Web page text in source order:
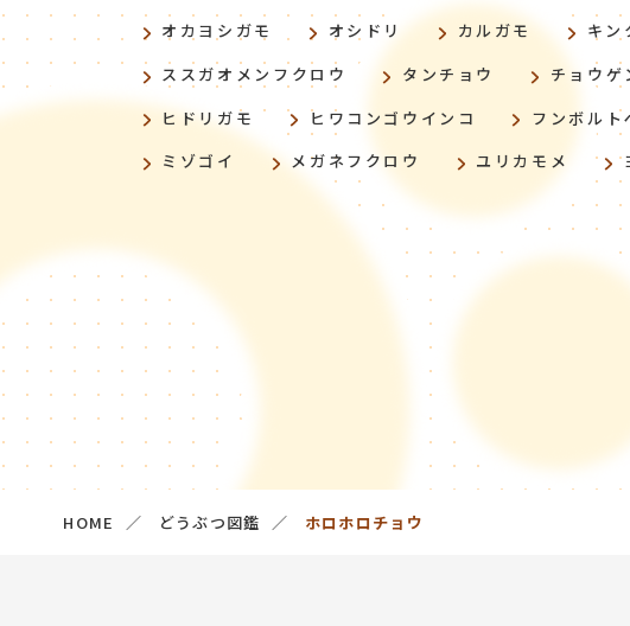
オカヨシガモ
オシドリ カルガモ キン
ススガオメンフクロウ
タンチョウ チョウゲ
ヒドリガモ
ヒワコンゴウインコ フンボルト
ミゾゴイ
メガネフクロウ ユリカモメ
HOME どうぶつ図鑑 ホロホロチョウ